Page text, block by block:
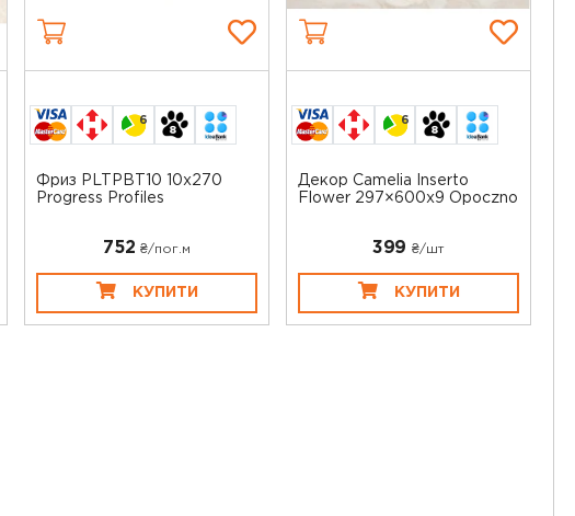
6
Фриз PLTPBT10 10x270
Progress Profiles
752 ₴/пог.м
КУПИТИ
6
Декор Camelia Inserto
Flower 297×600x9 Opoczno
399 ₴/шт
КУПИТИ